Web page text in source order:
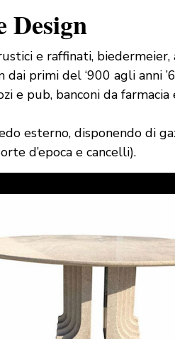
e raffinati, biedermeier,
primi del ‘900 agli anni
e pub, banconi da
esterno, disponendo di
d’epoca e cancelli).